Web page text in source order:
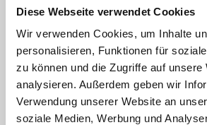
Diese Webseite verwendet Cookies
Wir verwenden Cookies, um Inhalte
personalisieren, Funktionen für
zu können und die Zugriffe auf unsere
analysieren. Außerdem geben wir
Verwendung unserer Website an
soziale Medien, Werbung und
(9:30-14:00 16:00-
info@rbs-